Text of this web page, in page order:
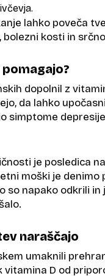
lahko poveča
kosti in
dopolnil z
da lahko
simptome
je posledica
moški je denimo
so napako odkrili
naraščajo
umaknili
D od